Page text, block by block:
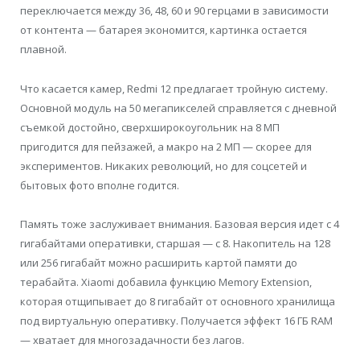
переключается между 36, 48, 60 и 90 герцами в зависимости
от контента — батарея экономится, картинка остается
плавной.
Что касается камер, Redmi 12 предлагает тройную систему.
Основной модуль на 50 мегапикселей справляется с дневной
съемкой достойно, сверхширокоугольник на 8 МП
пригодится для пейзажей, а макро на 2 МП — скорее для
экспериментов. Никаких революций, но для соцсетей и
бытовых фото вполне годится.
Память тоже заслуживает внимания. Базовая версия идет с 4
гигабайтами оперативки, старшая — с 8. Накопитель на 128
или 256 гигабайт можно расширить картой памяти до
терабайта. Xiaomi добавила функцию Memory Extension,
которая отщипывает до 8 гигабайт от основного хранилища
под виртуальную оперативку. Получается эффект 16 ГБ RAM
— хватает для многозадачности без лагов.